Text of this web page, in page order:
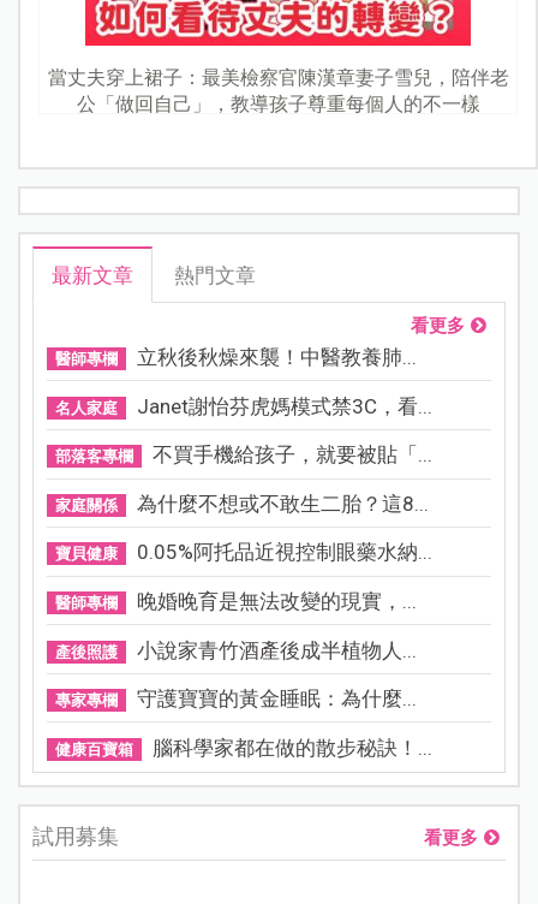
當丈夫穿上裙子：最美檢察官陳漢章妻子雪兒，陪伴老
公「做回自己」，教導孩子尊重每個人的不一樣
最新文章 熱門文章
看更多
醫師專欄 立秋後秋燥來襲！中醫教養肺...
名人家庭 Janet謝怡芬虎媽模式禁3C，看...
部落客專欄 不買手機給孩子，就要被貼「...
家庭關係 為什麼不想或不敢生二胎？這8...
寶貝健康 0.05%阿托品近視控制眼藥水納...
醫師專欄 晚婚晚育是無法改變的現實，...
產後照護 小說家青竹酒產後成半植物人...
專家專欄 守護寶寶的黃金睡眠：為什麼...
健康百寶箱 腦科學家都在做的散步秘訣！...
試用募集 看更多